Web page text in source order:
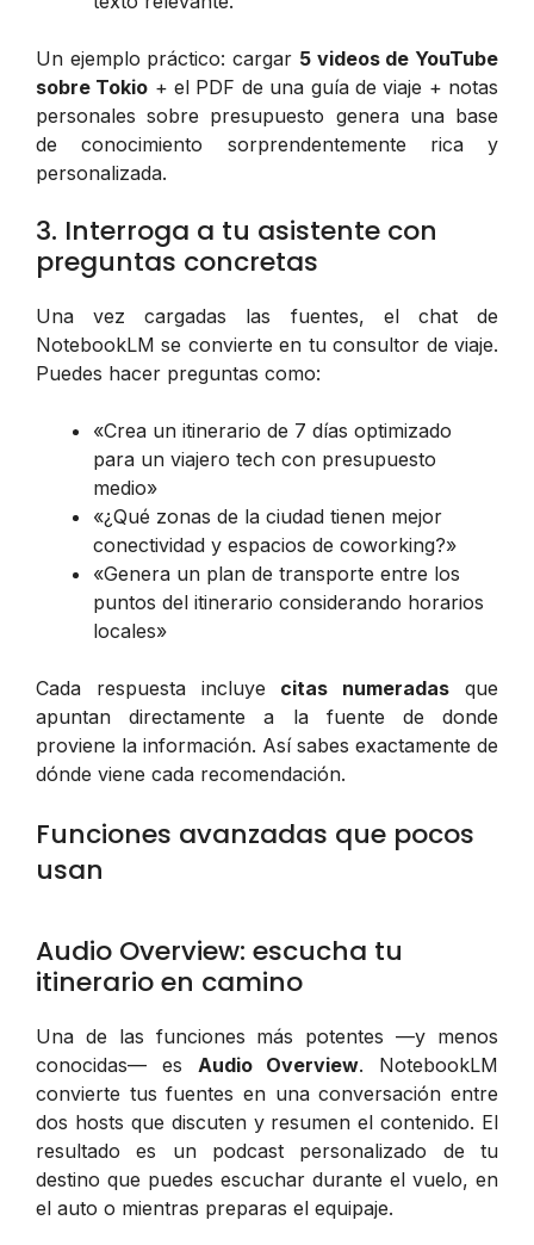
Un ejemplo práctico: cargar 5 videos de YouTube
sobre Tokio + el PDF de una guía de viaje + notas
personales sobre presupuesto genera una base
de conocimiento sorprendentemente rica y
personalizada.
3. Interroga a tu asistente con
preguntas concretas
Una vez cargadas las fuentes, el chat de
NotebookLM se convierte en tu consultor de viaje.
Puedes hacer preguntas como:
«Crea un itinerario de 7 días optimizado
para un viajero tech con presupuesto
medio»
«¿Qué zonas de la ciudad tienen mejor
conectividad y espacios de coworking?»
«Genera un plan de transporte entre los
puntos del itinerario considerando horarios
locales»
Cada respuesta incluye citas numeradas que
apuntan directamente a la fuente de donde
proviene la información. Así sabes exactamente de
dónde viene cada recomendación.
Funciones avanzadas que pocos
usan
Audio Overview: escucha tu
itinerario en camino
Una de las funciones más potentes —y menos
conocidas— es Audio Overview. NotebookLM
convierte tus fuentes en una conversación entre
dos hosts que discuten y resumen el contenido. El
resultado es un podcast personalizado de tu
destino que puedes escuchar durante el vuelo, en
el auto o mientras preparas el equipaje.